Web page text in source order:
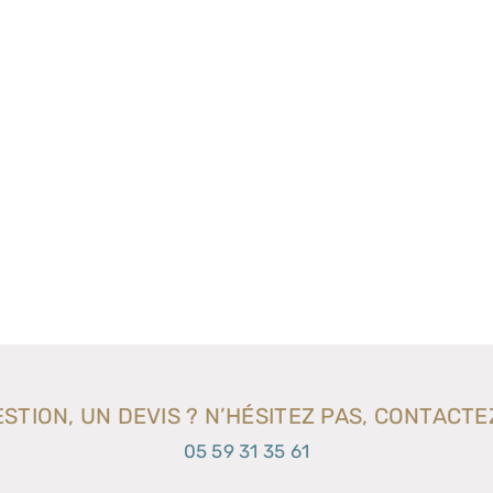
UN DEVIS ? N’HÉSITEZ PAS,
05 59 31 35 61